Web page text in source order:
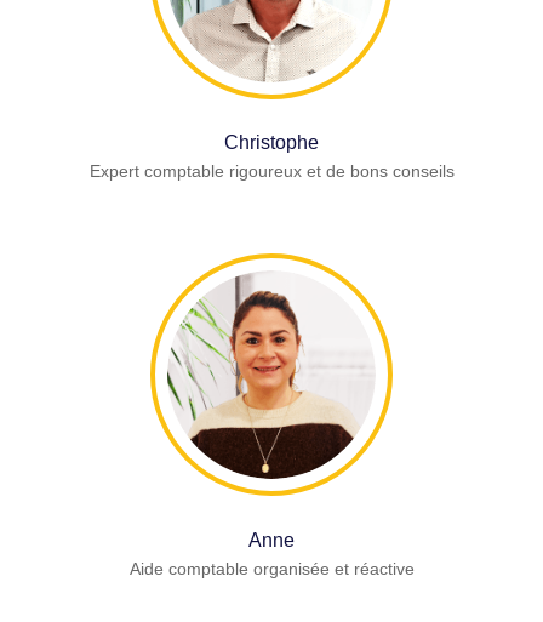
Christophe
Expert comptable rigoureux et de bons conseils
Anne
Aide comptable organisée et réactive